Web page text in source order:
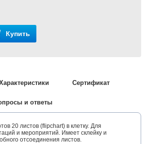
Купить
Сертификат
и ответы
20 листов (flipchart) в клетку. Для
и мероприятий. Имеет склейку и
отсоединения листов.